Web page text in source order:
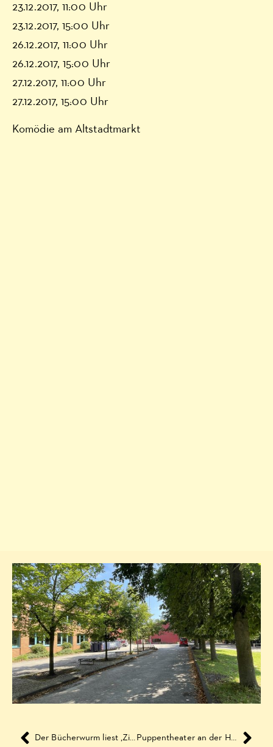
23.12.2017, 11:00 Uhr
23.12.2017, 15:00 Uhr
26.12.2017, 11:00 Uhr
26.12.2017, 15:00 Uhr
27.12.2017, 11:00 Uhr
27.12.2017, 15:00 Uhr
Komödie am Altstadtmarkt
Der Bücherwurm liest ‚Zilly und Zingaro – Schöne Bescherung‘ Puppentheater an der Heinrichslinde